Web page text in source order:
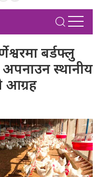
बर्डफ्लु
स्थानीय
आग्रह